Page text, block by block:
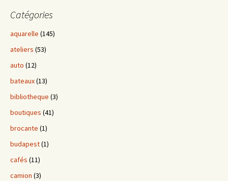
Catégories
aquarelle (145)
ateliers (53)
auto (12)
bateaux(13)
bibliotheque (3)
boutiques (41)
brocante (1)
budapest(1)
cafés (11)
camion (3)